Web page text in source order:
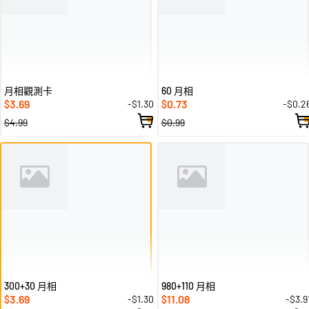
月相觀測卡
$3.69
-$1.30
$4.99
60 月相
$0.73
-
$0.99
300+30 月相
$3.69
-$1.30
980+110 月相
$11.08
-